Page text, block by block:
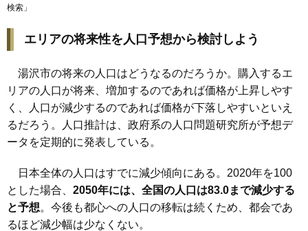
検索 」
エリアの将来性を人口予想から検討しよう
湯沢市の将来の人口はどうなるのだろうか。購入するエ
リアの人口が将来、増加するのであれば価格が上昇しやす
く、人口が減少するのであれば価格が下落しやすいといえ
るだろう。人口推計は、政府系の人口問題研究所が予想デ
ータを定期的に発表している。
日本全体の人口はすでに減少傾向にある。2020年を100
とした場合、 2050年には、全国の人口は83.0まで減少する
と予想。今後も都心への人口の移転は続くため、都会であ
るほど減少幅は少なくない。